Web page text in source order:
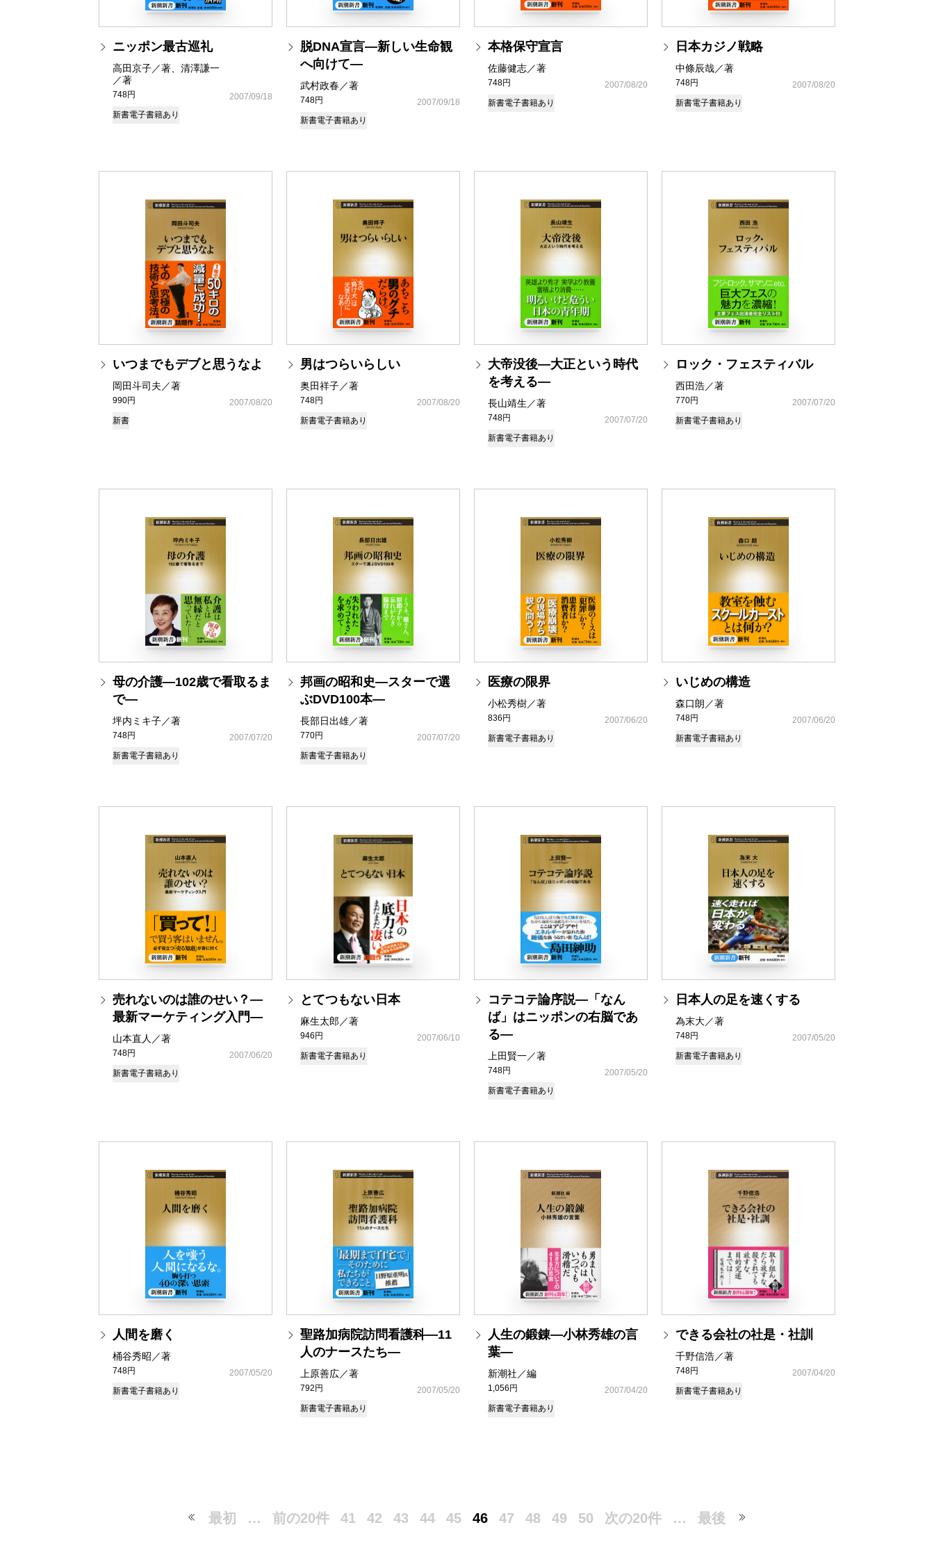
ニッポン最古巡礼
高田京子／著、清澤謙一
／著
748円
2007/09/18
新書電子書籍あり
脱DNA宣言―新しい生命観
へ向けて―
武村政春／著
748円
2007/09/18
新書電子書籍あり
本格保守宣言
佐藤健志／著
748円
2007/08/20
新書電子書籍あり
日本カジノ戦略
中條辰哉／著
748円
2007/08/20
新書電子書籍あり
いつまでもデブと思うなよ
岡田斗司夫／著
990円
2007/08/20
新書
男はつらいらしい
奥田祥子／著
748円
2007/08/20
新書電子書籍あり
大帝没後―大正という時代
を考える―
長山靖生／著
748円
2007/07/20
新書電子書籍あり
ロック・フェスティバル
西田浩／著
770円
2007/07/20
新書電子書籍あり
母の介護―102歳で看取るま
で―
坪内ミキ子／著
748円
2007/07/20
新書電子書籍あり
邦画の昭和史―スターで選
ぶDVD100本―
長部日出雄／著
770円
2007/07/20
新書電子書籍あり
医療の限界
小松秀樹／著
836円
2007/06/20
新書電子書籍あり
いじめの構造
森口朗／著
748円
2007/06/20
新書電子書籍あり
売れないのは誰のせい？―
最新マーケティング入門―
山本直人／著
748円
2007/06/20
新書電子書籍あり
とてつもない日本
麻生太郎／著
946円
2007/06/10
新書電子書籍あり
コテコテ論序説―「なん
ば」はニッポンの右脳であ
る―
上田賢一／著
748円
2007/05/20
新書電子書籍あり
日本人の足を速くする
為末大／著
748円
2007/05/20
新書電子書籍あり
人間を磨く
桶谷秀昭／著
748円
2007/05/20
新書電子書籍あり
聖路加病院訪問看護科―11
人のナースたち―
上原善広／著
792円
2007/05/20
新書電子書籍あり
人生の鍛錬―小林秀雄の言
葉―
新潮社／編
1,056円
2007/04/20
新書電子書籍あり
できる会社の社是・社訓
千野信浩／著
748円
2007/04/20
新書電子書籍あり
最初 … 前の20件 41 42 43 44 45 46 47 48 49 50 次の20件 … 最後